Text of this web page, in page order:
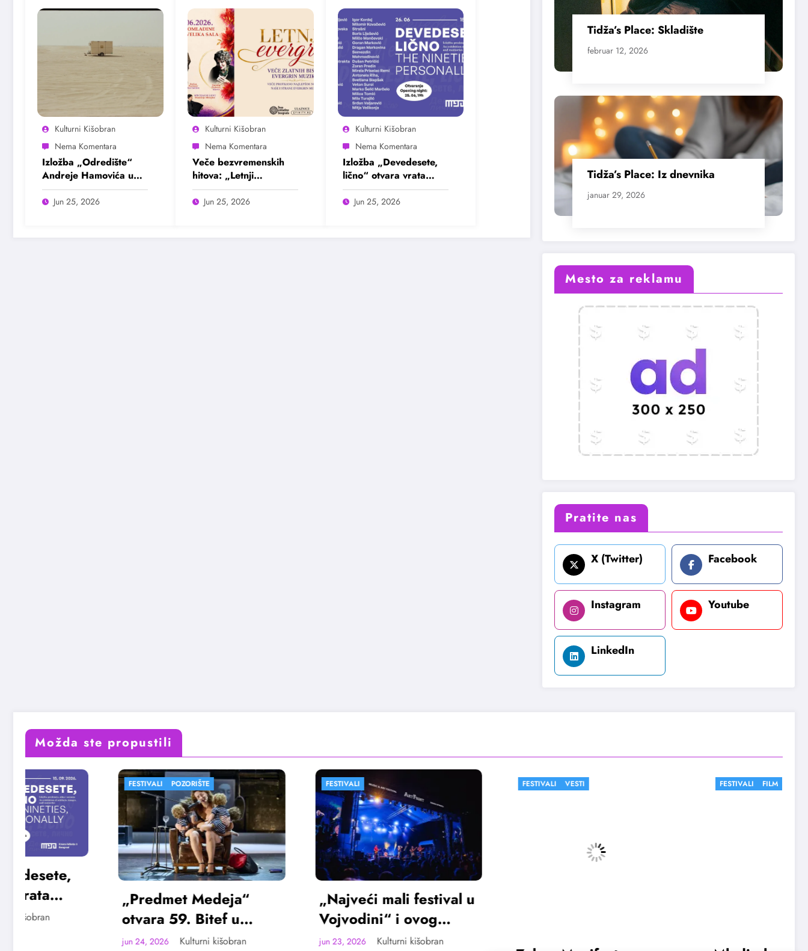
Kulturni Kišobran
Izložba „Odredište“
Andreje Hamovića u
Bioskopu Balkan
Jun 25, 2026
Kulturni Kišobran
Veče bezvremenskih
hitova: „Letnji
evergrin“ u Domu
omladine Beograda
Jun 25, 2026
Kulturni Kišobran
Izložba „Devedesete,
lično“ otvara vrata
intimnim pričama jedne
burne decenije
Jun 25, 2026
Tidža’s Place: Skladište
februar 12, 2026
Tidža’s Place: Iz dnevnika
januar 29, 2026
Mesto za reklamu
Pratite nas
X (Twitter) Facebook
Instagram Youtube
LinkedIn
Možda ste propustili
FESTIVALI POZORIŠTE
„Predmet Medeja“
otvara 59. Bitef u
Kulturni kišobran
FESTIVALI
„Najveći mali festival u
Vojvodini“ i ovog
avgusta u Sremskoj
jun 23, 2026 Kulturni kišobran